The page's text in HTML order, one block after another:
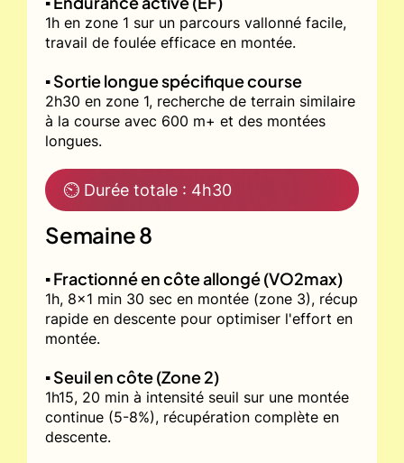
1h en zone 1 sur un parcours vallonné facile,
travail de foulée efficace en montée.
▪️ Sortie longue spécifique course
2h30 en zone 1, recherche de terrain similaire
à la course avec 600 m+ et des montées
longues.
⏲ Durée totale : 4h30
Semaine 8
▪️ Fractionné en côte allongé (VO2max)
1h, 8x1 min 30 sec en montée (zone 3), récup
rapide en descente pour optimiser l'effort en
montée.
▪️ Seuil en côte (Zone 2)
1h15, 20 min à intensité seuil sur une montée
continue (5-8%), récupération complète en
descente.